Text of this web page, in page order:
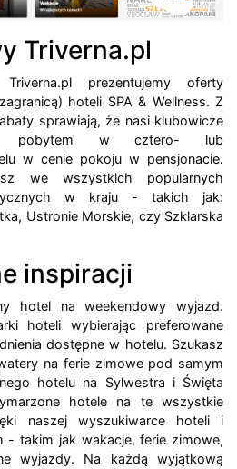
Triverna.pl
prezentujemy oferty
hoteli SPA & Wellness. Z
sprawiają, że nasi klubowicze
pobytem w cztero- lub
w cenie pokoju w pensjonacie.
we wszystkich popularnych
w kraju - takich jak:
Ustronie Morskie, czy Szklarska
inspiracji
hotel na weekendowy wyjazd.
hoteli wybierając preferowane
dostępne w hotelu. Szukasz
na ferie zimowe pod samym
hotelu na Sylwestra i Święta
hotele na te wszystkie
naszej wyszukiwarce hoteli i
- takim jak wakacje, ferie zimowe,
wyjazdy. Na każdą wyjątkową